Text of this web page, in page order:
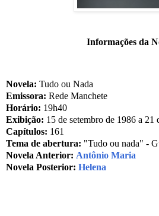
Informações da
Novela: Tudo ou Nada
Emissora: Rede Manchete
Horário: 19h40
Exibição: 15 de setembro de 1986 a 21
Capítulos: 161
Tema de abertura: "Tudo ou nada" -
Novela Anterior: Antônio Maria
Novela Posterior: Helena